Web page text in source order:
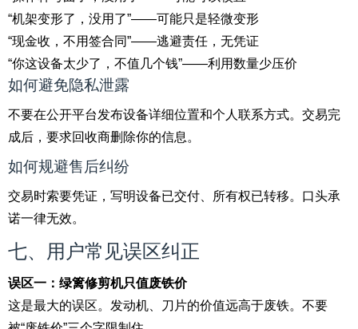
“机架变形了，没用了”——可能只是轻微变形
“现金收，不用签合同”——逃避责任，无凭证
“你这设备太少了，不值几个钱”——利用数量少压价
如何避免隐私泄露
不要在公开平台发布设备详细位置和个人联系方式。交易完
成后，要求回收商删除你的信息。
如何规避售后纠纷
交易时索要凭证，写明设备已交付、所有权已转移。口头承
诺一律无效。
七、用户常见误区纠正
误区一：绿篱修剪机只值废铁价
这是最大的误区。发动机、刀片的价值远高于废铁。不要